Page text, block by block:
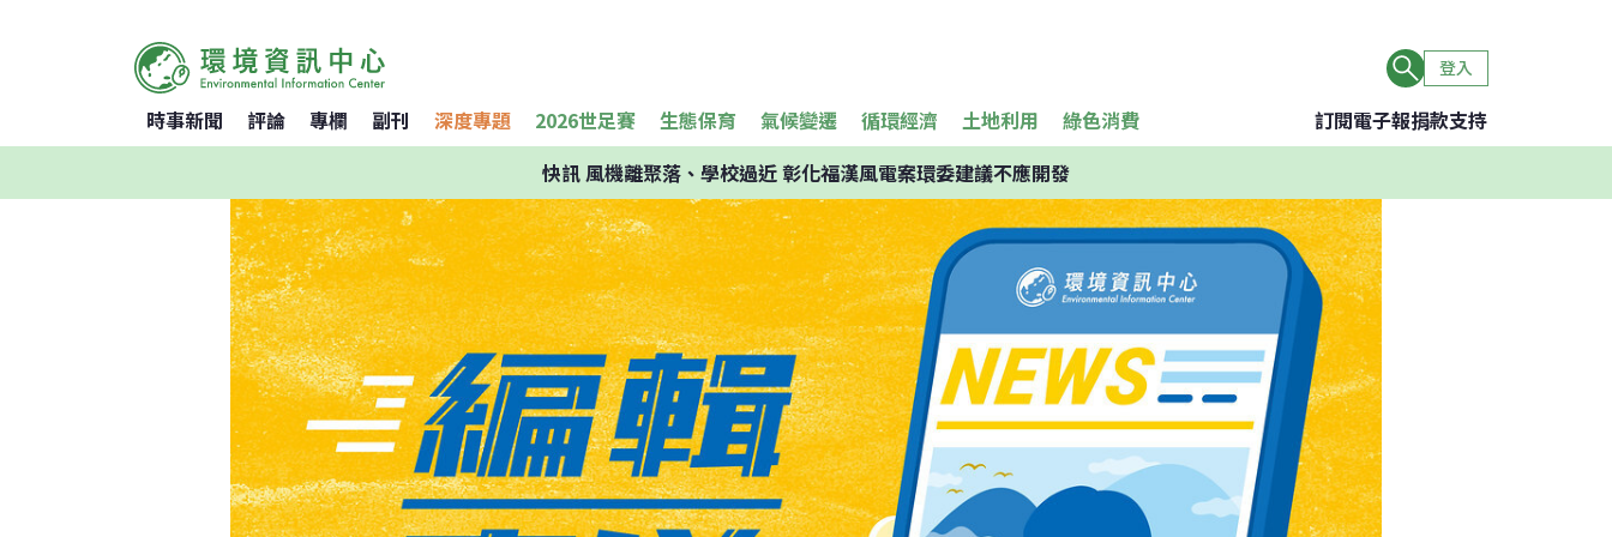
登入
時事新聞 評論 專欄 副刊 深度專題 2026世足賽 生態保育 氣候變遷 循環經濟 土地利用 綠色消費 訂閱電子報捐款支持
快訊風機離聚落、學校過近 彰化福漢風電案環委建議不應開發